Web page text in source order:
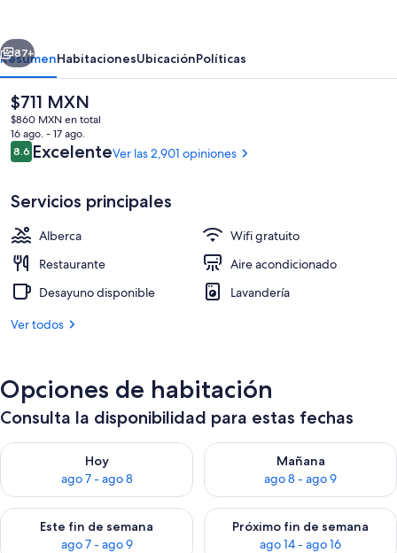
Midosuji
Hommachi
Ekimae
Tower
Alberca al aire libre por temporada y
Siguiente
87+
ResumenHabitacionesUbicaciónPolíticas
El
precio
actual
es
de
$711 MXN
$860 MXN en total
16 ago. - 17 ago.
Opiniones
8.68.6 de 10,
ExcelenteVer las 2,901 opiniones
Servicios principales
Alberca
Wifi gratuito
Restaurante
Aire acondicionado
Desayuno disponible
Lavandería
Ver todos
Opciones de habitación
Consulta la disponibilidad para estas fechas
Hoy
ago 7 - ago 8
Consulta la disponibilidad para hoy ago 7 - ago 8
Mañana
ago 8 - ago 9
Consulta la disponibilidad
Este fin de semana
ago 7 - ago 9
Consulta la disponibilidad para este fin de semana ago 7 -
Próximo fin de semana
ago 14 - ago 16
Consulta la disponibilidad